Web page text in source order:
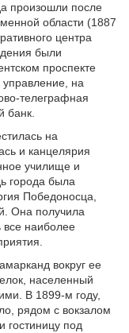
произошли после
области (1887
центра
были
проспекте
управление, на
телеграфная
банк.
на
и канцелярия
училище и
города была
Победоносца,
Она получила
все наиболее
вокруг ее
населенный
В 1899-м году,
рядом с вокзалом
гостиницу под